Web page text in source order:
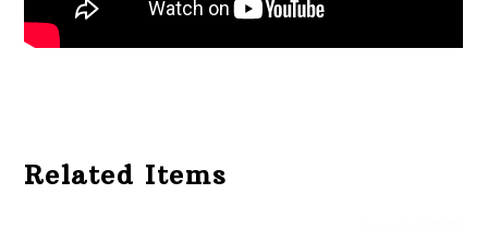
Related Items